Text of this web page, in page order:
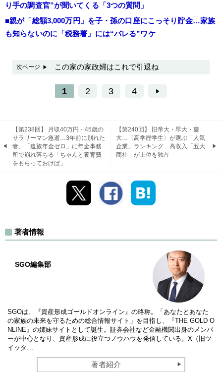
り手の調査官”が聞いてくる「3つの質問」
■親が「総額3,000万円」を子・孫の口座にこっそり貯金…家族
も知らないのに「税務署」には“バレる”ワケ
次ページ この家の家政婦はこれで引退ね
1 2 3 4
【第238回】 月収40万円・45歳の
サラリーマン急逝…3年前に別れた
妻、「遺族年金ゼロ」に年金事務
所で崩れ落ちる「ちゃんと養育費
をもらっておけば」
【第240回】 旧帝大・早大・慶
大…〈高学歴学生〉が選ぶ「人気
企業」ランキング…高収入「五大
商社」が上位を独占
著者情報
SGO編集部
SGOは、『資産形成ゴールドオンライン』の略称。「あなたとあなた
の家族の未来を守るための総合情報サイト」を目指し、『THE GOLD O
NLINE』の姉妹サイトとして誕生。証券会社など金融機関出身のメンバ
ーが中心となり、資産形成に役立つノウハウを発信している。X（旧ツ
イッタ…
著者紹介